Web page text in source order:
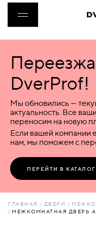
ДВЕРИ
ФУРНИТУРА
ВОРОТА
ПЕРЕГОРОДКИ
DverProf!
Мы обновились —
актуальность. Все
переносим на новую
Если вашей компании
нам, мы поможем с
ПЕРЕЙТИ В КАТАЛОГ
ГЛАВНАЯ ДВЕРИ
МЕЖКОМНАТНАЯ ДВЕРЬ